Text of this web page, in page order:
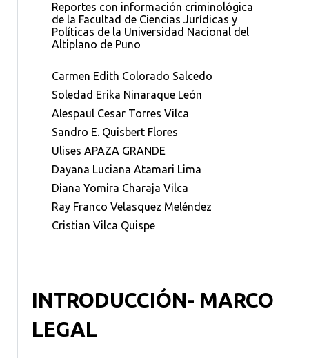
Reportes con información criminológica
de la Facultad de Ciencias Jurídicas y
Políticas de la Universidad Nacional del
Altiplano de Puno
Carmen Edith Colorado Salcedo
Soledad Erika Ninaraque León
Alespaul Cesar Torres Vilca
Sandro E. Quisbert Flores
Ulises APAZA GRANDE
Dayana Luciana Atamari Lima
Diana Yomira Charaja Vilca
Ray Franco Velasquez Meléndez
Cristian Vilca Quispe
INTRODUCCIÓN- MARCO
LEGAL